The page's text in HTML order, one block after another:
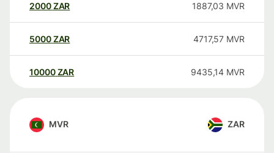
2000ZAR 1887,03 MVR
5000ZAR 4717,57 MVR
10000 ZAR 9435,14 MVR
MVR ZAR